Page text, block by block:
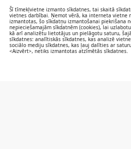
VAKANCES
CENRĀDIS
PAR MUMS
KONTAKTI
Šī tīmekļvietne izmanto sīkdatnes, tai skaitā
vietnes darbībai. Ņemot vērā, ka interneta vietne
izmantotas, šo sīkdatņu izmantošanai piekrišana
nepieciešamajām sīkdatnēm (cookies), lai
kā arī analizētu lietotājus un pielāgotu saturu,
sīkdatnes: analītiskās sīkdatnes, kas analizē
sociālo mediju sīkdatnes, kas ļauj dalīties ar
<Aizvērt>, netiks izmantotas atzīmētās sīkdatnes.